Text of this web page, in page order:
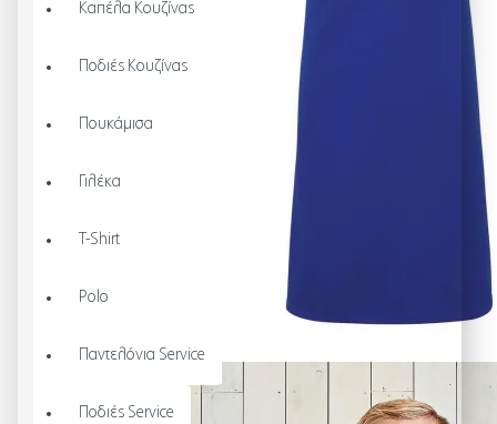
Καπέλα Κουζίνας
Ποδιές Κουζίνας
Πουκάμισα
Γιλέκα
T-Shirt
Polo
Παντελόνια Service
Ποδιές Service